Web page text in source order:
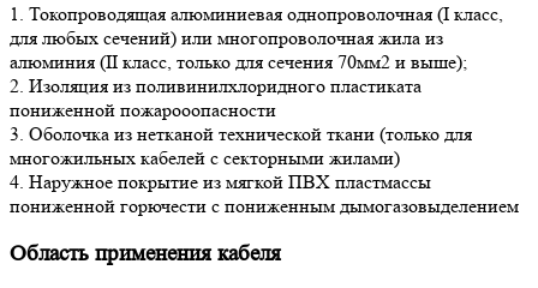
1. Токопроводящая алюминиевая однопроволочная (I класс,
для любых сечений) или многопроволочная жила из
алюминия (II класс, только для сечения 70мм2 и выше);
2. Изоляция из поливинилхлоридного пластиката
пониженной пожарооопасности
3. Оболочка из нетканой технической ткани (только для
многожильных кабелей с секторными жилами)
4. Наружное покрытие из мягкой ПВХ пластмассы
пониженной горючести с пониженным дымогазовыделением
Область применения кабеля